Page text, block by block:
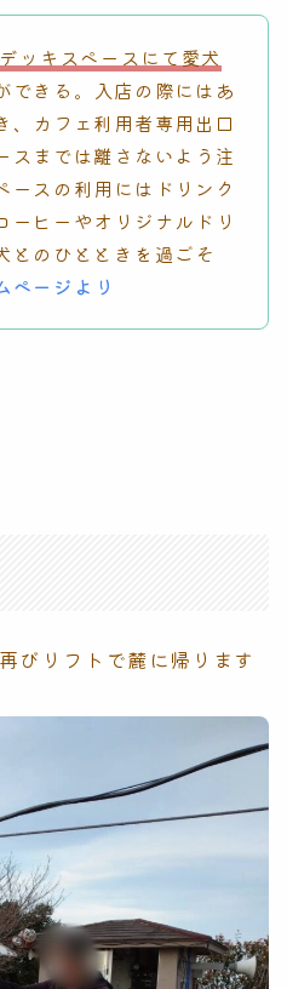
デッキスペースにて愛犬
できる。入店の際にはあ
、カフェ利用者専用出口
スまでは離さないよう注
ースの利用にはドリンク
ーヒーやオリジナルドリ
とのひとときを過ごそ
ページより
びリフトで麓に帰ります